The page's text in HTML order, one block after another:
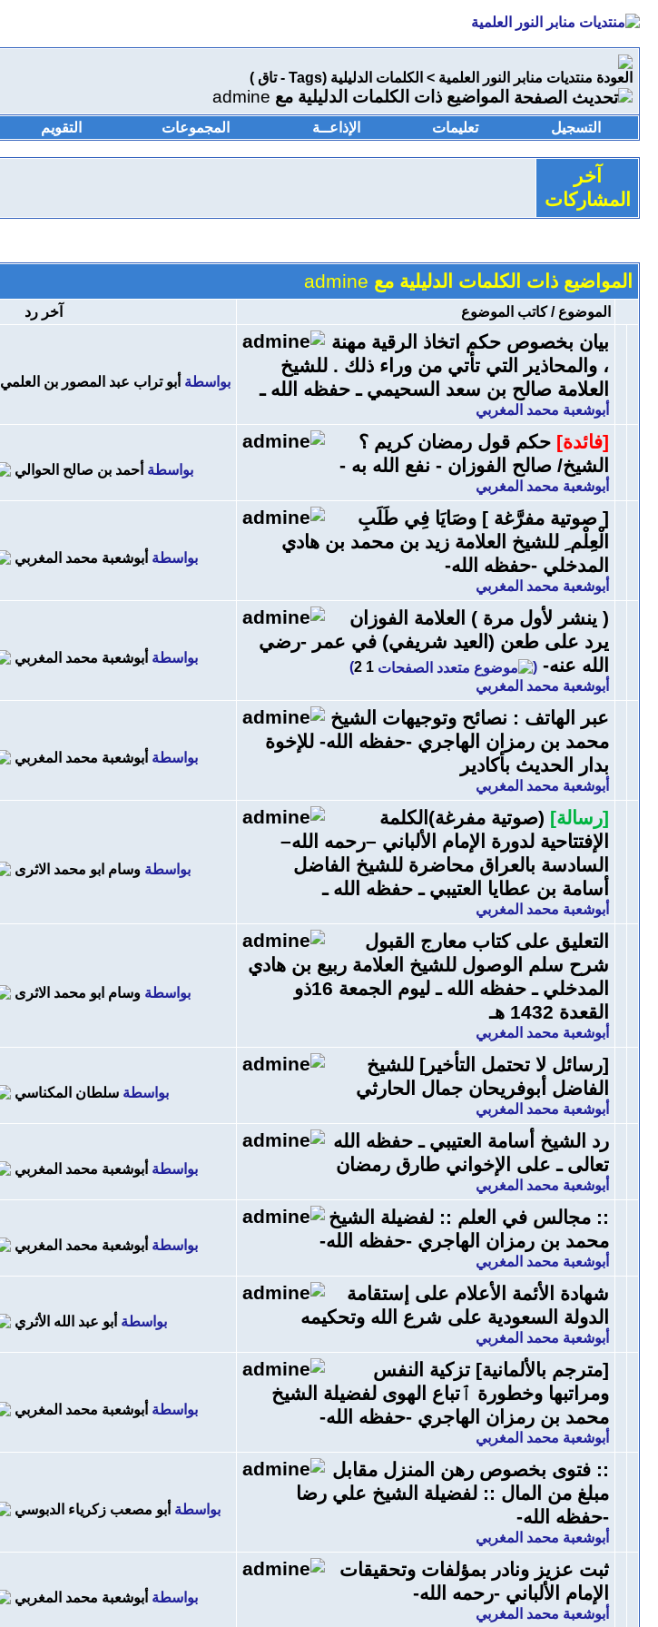
منتديات منابر النور العلمية > الكلمات الدليلية (Tags - تاق )
المواضيع ذات الكلمات الدليلية مع admine
التسجيل تعليمات الإذاعــة المجموعات التقويم
آخر
المشاركات
المواضيع ذات الكلمات الدليلية مع admine
الموضوع / كاتب الموضوع آخر رد
بيان بخصوص حكم اتخاذ الرقية مهنة
، والمحاذير التي تأتي من وراء ذلك . للشيخ
العلامة صالح بن سعد السحيمي ـ حفظه الله ـ
أبوشعبة محمد المغربي
بواسطة أبو تراب عبد المصور بن العلمي
[فائدة] حكم قول رمضان كريم ؟
الشيخ/ صالح الفوزان - نفع الله به -
أبوشعبة محمد المغربي
بواسطة أحمد بن صالح الحوالي
[ صوتية مفرَّغة ] وصَايَا فِي طَلَبِ
الْعِلْم ِ للشيخ العلامة زيد بن محمد بن هادي
المدخلي -حفظه الله-
أبوشعبة محمد المغربي
بواسطة أبوشعبة محمد المغربي
( ينشر لأول مرة ) العلامة الفوزان
يرد على طعن (العيد شريفي) في عمر -رضي
الله عنه- (
1
2
)
أبوشعبة محمد المغربي
بواسطة أبوشعبة محمد المغربي
عبر الهاتف : نصائح وتوجيهات الشيخ
محمد بن رمزان الهاجري -حفظه الله- للإخوة
بدار الحديث بأكادير
أبوشعبة محمد المغربي
بواسطة أبوشعبة محمد المغربي
[رسالة] (صوتية مفرغة)الكلمة
الإفتتاحية لدورة الإمام الألباني –رحمه الله–
السادسة بالعراق محاضرة للشيخ الفاضل
أسامة بن عطايا العتيبي ـ حفظه الله ـ
أبوشعبة محمد المغربي
بواسطة وسام ابو محمد الاثرى
التعليق على كتاب معارج القبول
شرح سلم الوصول للشيخ العلامة ربيع بن هادي
المدخلي ـ حفظه الله ـ ليوم الجمعة 16ذو
القعدة 1432 هـ
أبوشعبة محمد المغربي
بواسطة وسام ابو محمد الاثرى
[رسائل لا تحتمل التأخير] للشيخ
الفاضل أبوفريحان جمال الحارثي
أبوشعبة محمد المغربي
بواسطة سلطان المكناسي
رد الشيخ أسامة العتيبي ـ حفظه الله
تعالى ـ على الإخواني طارق رمضان
أبوشعبة محمد المغربي
بواسطة أبوشعبة محمد المغربي
:: مجالس في العلم :: لفضيلة الشيخ
محمد بن رمزان الهاجري -حفظه الله-
أبوشعبة محمد المغربي
بواسطة أبوشعبة محمد المغربي
شهادة الأئمة الأعلام على إستقامة
الدولة السعودية على شرع الله وتحكيمه
أبوشعبة محمد المغربي
بواسطة أبو عبد الله الأثري
[مترجم بالألمانية] تزكية النفس
ومراتبها وخطورة ٱتباع الهوى لفضيلة الشيخ
محمد بن رمزان الهاجري -حفظه الله-
أبوشعبة محمد المغربي
بواسطة أبوشعبة محمد المغربي
:: فتوى بخصوص رهن المنزل مقابل
مبلغ من المال :: لفضيلة الشيخ علي رضا
-حفظه الله-
أبوشعبة محمد المغربي
بواسطة أبو مصعب زكرياء الدبوسي
ثبت عزيز ونادر بمؤلفات وتحقيقات
الإمام الألباني -رحمه الله-
أبوشعبة محمد المغربي
بواسطة أبوشعبة محمد المغربي